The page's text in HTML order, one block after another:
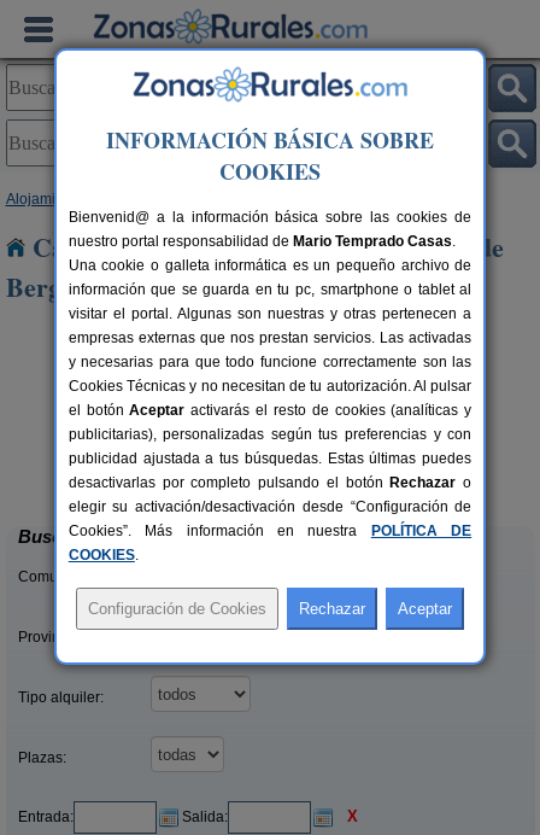
Alojamientos
Casas Rurales cerca de Santa Eugènia de
Berga
19-23+2 pers.
desde33 €
Can Fontanelles
Castellfollit del Boix (Barcelona)
Buscar
Comunidades:
Provincias/Islas:
Tipo alquiler:
Plazas:
Entrada: Salida: X
INFORMACIÓN BÁSICA SOBRE
COOKIES
Bienvenid@ a la información básica sobre las cookies de
nuestro portal responsabilidad de Mario Temprado Casas.
Una cookie o galleta informática es un pequeño archivo de
información que se guarda en tu pc, smartphone o tablet al
visitar el portal. Algunas son nuestras y otras pertenecen a
empresas externas que nos prestan servicios. Las activadas
y necesarias para que todo funcione correctamente son las
Cookies Técnicas y no necesitan de tu autorización. Al pulsar
el botónAceptar activarás el resto de cookies (analíticas y
publicitarias), personalizadas según tus preferencias y con
publicidad ajustada a tus búsquedas. Estas últimas puedes
desactivarlas por completo pulsando el botón Rechazar o
elegir su activación/desactivación desde “Configuración de
Cookies”. Más información en nuestra
POLÍTICA DE
COOKIES.